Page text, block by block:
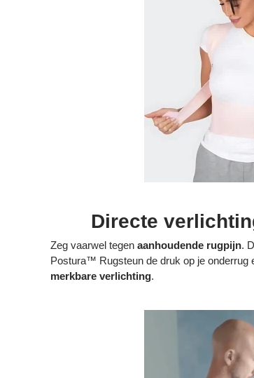
Directe
Zeg vaarwel tegen aanhoudende rugpijn.
Postura™ Rugsteun de druk op je onderrug
merkbare verlichting.